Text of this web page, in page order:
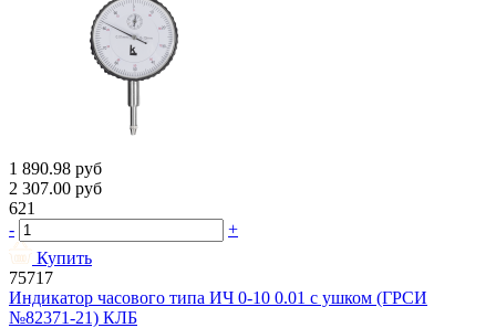
1 890.98 руб
2 307.00 руб
621
-
+
Купить
75717
Индикатор часового типа ИЧ 0-10 0.01 с ушком (ГРСИ
№82371-21) КЛБ